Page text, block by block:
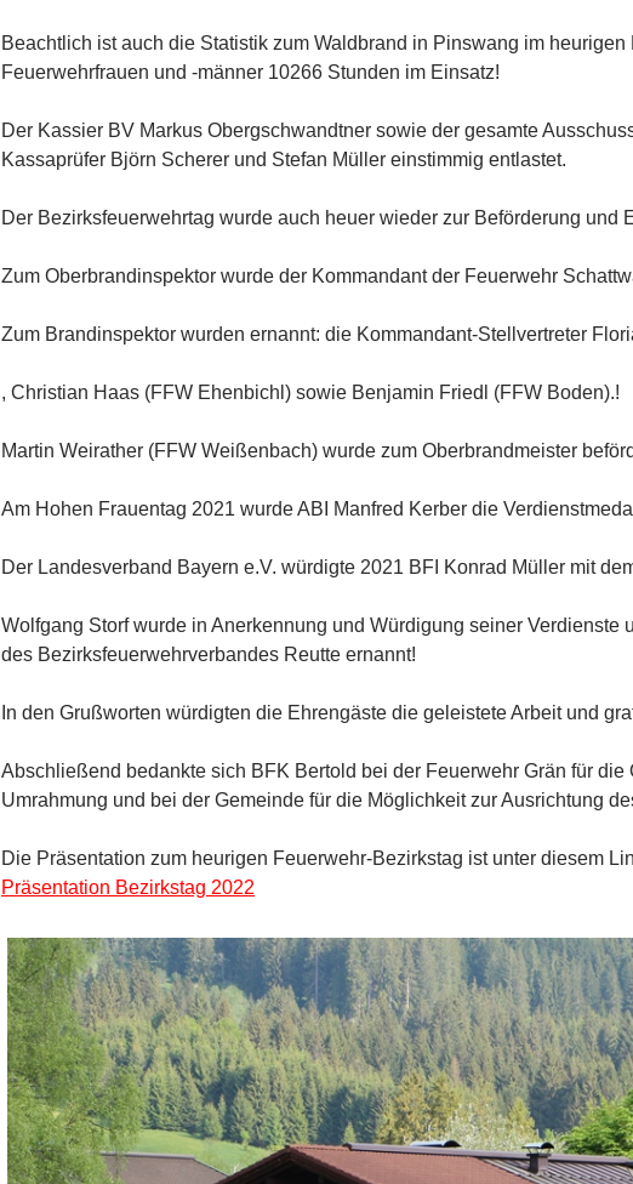
Beachtlich ist auch die Statistik zum Waldbrand in Pinswang im
Feuerwehrfrauen und -männer 10266 Stunden im Einsatz!
Der Kassier BV Markus Obergschwandtner sowie der gesamte
Kassaprüfer Björn Scherer und Stefan Müller einstimmig entlastet.
Der Bezirksfeuerwehrtag wurde auch heuer wieder zur Beförderung und
Zum Oberbrandinspektor wurde der Kommandant der Feuerwehr
Zum Brandinspektor wurden ernannt: die Kommandant-Stellvertreter
T
e
g
t
t
i
n
m
p
i
e
a
s
u
c
h
p
o
, Christian Haas (FFW Ehenbichl) sowie Benjamin Friedl (FFW Boden).!
Martin Weirather (FFW Weißenbach) wurde zum Oberbrandmeister
Am Hohen Frauentag 2021 wurde ABI Manfred Kerber die
Der Landesverband Bayern e.V. würdigte 2021 BFI Konrad Müller mit
Wolfgang Storf wurde in Anerkennung und Würdigung seiner
des Bezirksfeuerwehrverbandes Reutte ernannt!
In den Grußworten würdigten die Ehrengäste die geleistete Arbeit und
Abschließend bedankte sich BFK Bertold bei der Feuerwehr Grän für
Umrahmung und bei der Gemeinde für die Möglichkeit zur Ausrichtung
Die Präsentation zum heurigen Feuerwehr-Bezirkstag ist unter diesem
Präsentation Bezirkstag 2022